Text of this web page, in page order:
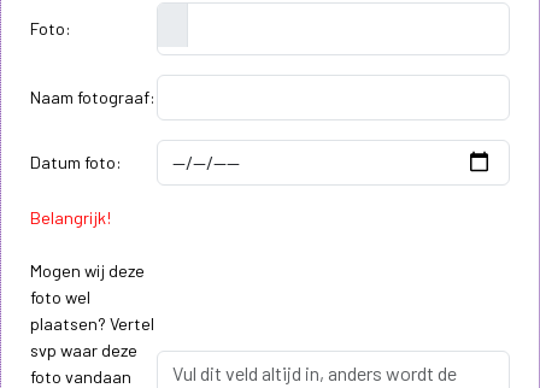
Foto:
Naam fotograaf:
Datum foto:
Belangrijk!
Mogen wij deze
foto wel
plaatsen? Vertel
svp waar deze
foto vandaan